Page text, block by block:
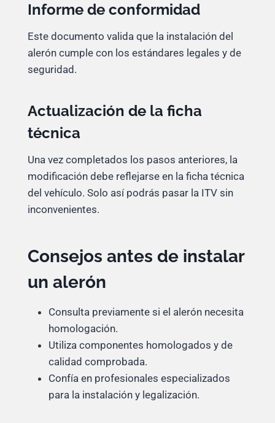
Informe de conformidad
Este documento valida que la instalación del
alerón cumple con los estándares legales y de
seguridad.
Actualización de la ficha
técnica
Una vez completados los pasos anteriores, la
modificación debe reflejarse en la ficha técnica
del vehículo. Solo así podrás pasar la ITV sin
inconvenientes.
Consejos antes de instalar
un alerón
Consulta previamente si el alerón necesita
homologación.
Utiliza componentes homologados y de
calidad comprobada.
Confía en profesionales especializados
para la instalación y legalización.